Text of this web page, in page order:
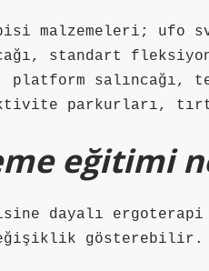
malzemeleri; ufo
standart
platform salıncağı,
parkurları,
eğitimi
dayalı
gösterebilir.